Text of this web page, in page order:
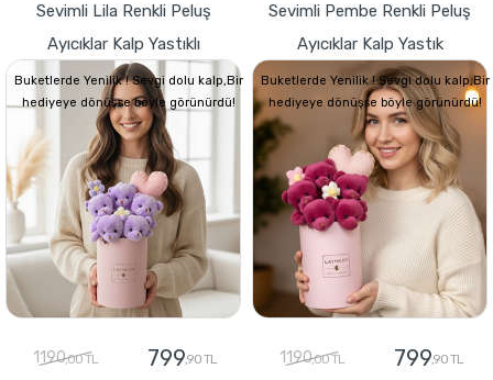
Sevimli Lila Renkli Peluş
Ayıcıklar Kalp Yastıklı
Buketlerde Yenilik ! Sevgi dolu kalp,Bir
hediyeye dönüşse böyle görünürdü!
1190,00 TL 799,90 TL
Sevimli Pembe Renkli Peluş
Ayıcıklar Kalp Yastık
Buketlerde Yenilik ! Sevgi dolu kalp,Bir
hediyeye dönüşse böyle görünürdü!
1190,00 TL 799,90 TL